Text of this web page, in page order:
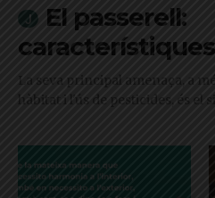
El passerell:
La seva principal amenaça, a
hàbitat i l'ús de pesticides, és el